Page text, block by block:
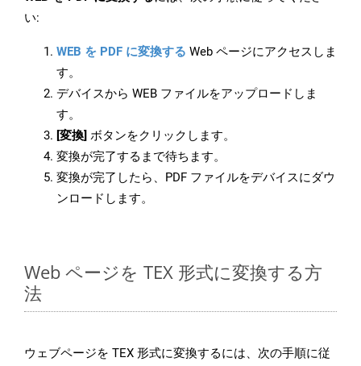
い:
WEB を PDF に変換する Web ページにアクセスしま
す。
デバイスから WEB ファイルをアップロードしま
す。
[変換] ボタンをクリックします。
変換が完了するまで待ちます。
変換が完了したら、PDF ファイルをデバイスにダウ
ンロードします。
Web ページを TEX 形式に変換する方
法
ウェブページを TEX 形式に変換するには、次の手順に従